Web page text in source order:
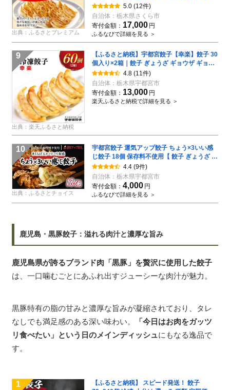
出典：ふるさとプレミアム
食品 ギョーザ グルメ 食品 惣菜 中華惣菜 点心
中華≫◇
5.0 (12件)
自治体： 栃木県さくら市
寄付金額： 17,000 円
ふるなびで詳細を見る ＞
9
出典：楽天ふるさと納税
【ふるさと納税】宇都宮餃子【幸楽】餃子 30
個入り×2箱｜餃子 ぎょうざ ギョウザ ギョー
ザ 冷凍食品 冷凍餃子 惣菜 夜ご飯 おかず おつ
まみ 手軽 時短 お取り寄せ グルメ 送料無料 栃
木県 宇都宮市
4.8 (11件)
自治体： 栃木県宇都宮市
寄付金額： 13,000 円
楽天ふるさと納税で詳細を見る ＞
10
出典：ふるさとチョイス
宇都宮餃子 運気アップ餃子 ちょう×3いい感
じ餃子 18個 保存料不使用【 餃子 ぎょうざ 冷
凍餃子 冷凍食品 惣菜 栃木県 宇都宮市 】※配
送不可地域：離島
4.4 (9件)
自治体： 栃木県宇都宮市
寄付金額： 4,000 円
ふるなびで詳細を見る ＞
鹿児島・黒豚餃子：溢れる肉汁と濃厚な旨み
鹿児島県が誇るブランド肉「黒豚」を贅沢に使用した餃子
は、一口噛むごとにあふれ出すジューシーな肉汁が魅力。
黒豚特有の脂の甘みと濃厚な旨みが凝縮されており、タレ
なしでも満足感のある深い味わい。
「今日はお肉をガッツ
リ食べたい」という日のメインディッシュにもなる逸品で
す。
1
【ふるさと納税】 スピード発送！ 餃子